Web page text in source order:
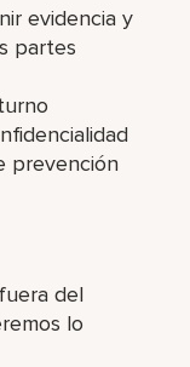
evidencia y
partes
prevención
del
lo